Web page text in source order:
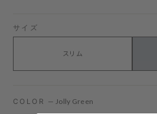
サイズ
スリム
COLOR — Jolly Green